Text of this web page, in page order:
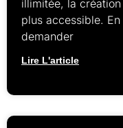
illimitée, la
plus accessible.
demander
Lire L'article